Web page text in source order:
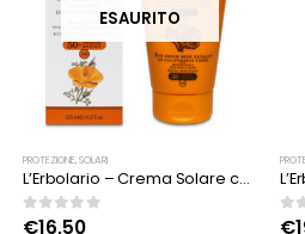
ESAURITO
PROTEZIONE,SOLARI
L’Erbolario – Crema Solare con Estratto di Papavero della California
0Su 5
€16,50 0
€